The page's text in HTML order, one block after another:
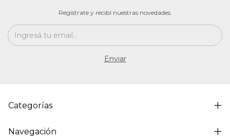
Registrate y recibí nuestras novedades.
Categorías
Navegación